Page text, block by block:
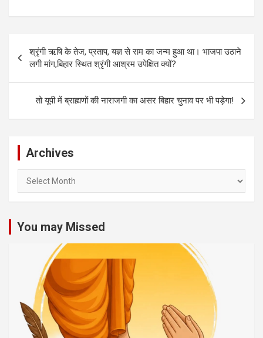
Post
navigation
श्रृंगी ऋषि के तेज, प्रताप, यज्ञ से राम का जन्म हुआ था। भाजपा उठाने
लगी मांग,बिहार स्थित श्रृंगी आश्रम उपेक्षित क्यों?
तो यूपी में ब्राह्मणों की नाराजगी का असर बिहार चुनाव पर भी पड़ेगा!
Archives
You may Missed